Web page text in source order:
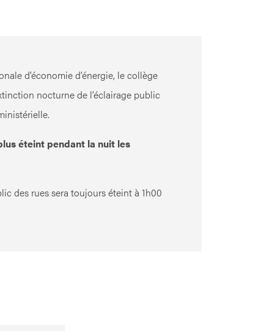
d’économie d’énergie, le collège
nocturne de l’éclairage public
éteint pendant la nuit les
des rues sera toujours éteint à 1h00